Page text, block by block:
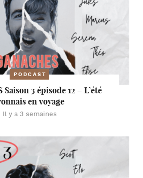
PODCAST
Saison 3 épisode 12 – L’été
en voyage
Il y a 3 semaines